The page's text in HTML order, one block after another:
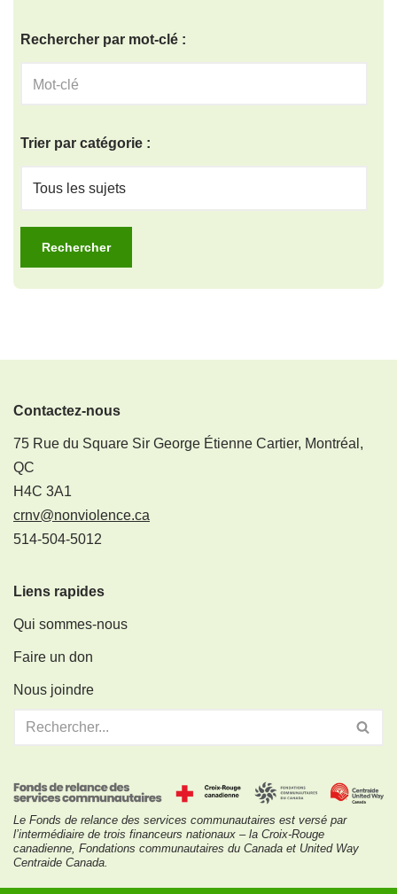
Rechercher par mot-clé :
Trier par catégorie :
Contactez-nous
75 Rue du Square Sir George Étienne Cartier, Montréal,
QC
H4C 3A1
crnv@nonviolence.ca
514-504-5012
Liens rapides
Qui sommes-nous
Faire un don
Nous joindre
Le Fonds de relance des services communautaires est versé par
l’intermédiaire de trois financeurs nationaux – la Croix-Rouge
canadienne, Fondations communautaires du Canada et United Way
Centraide Canada.